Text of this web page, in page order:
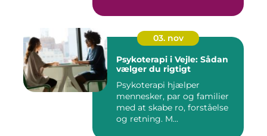
03. nov
Psykoterapi i Vejle: Sådan
vælger du rigtigt
Psykoterapi hjælper
mennesker, par og familier
med at skabe ro, forståelse
og retning. M...